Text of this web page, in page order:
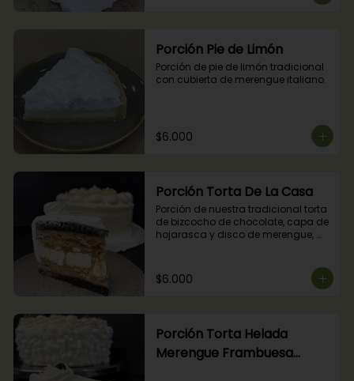
Porción Pie de Limón
Porción de pie de limón tradicional
con cubierta de merengue italiano.
$6.000
Porción Torta De La Casa
Porción de nuestra tradicional torta
de bizcocho de chocolate, capa de
hojarasca y disco de merengue,
$6.000
Porción Torta Helada
Merengue Frambuesa